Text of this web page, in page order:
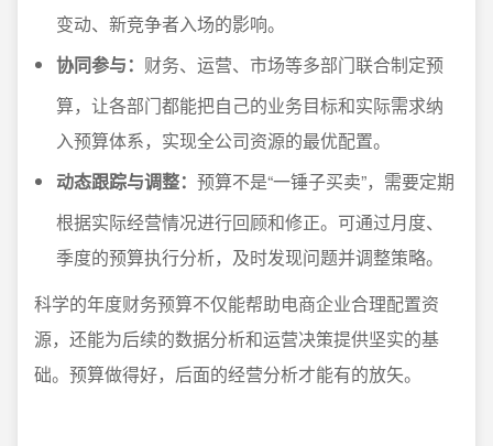
变动、新竞争者入场的影响。
协同参与： 财务、运营、市场等多部门联合制定预
算，让各部门都能把自己的业务目标和实际需求纳
入预算体系，实现全公司资源的最优配置。
动态跟踪与调整： 预算不是“一锤子买卖”，需要定期
根据实际经营情况进行回顾和修正。可通过月度、
季度的预算执行分析，及时发现问题并调整策略。
科学的年度财务预算不仅能帮助电商企业合理配置资
源，还能为后续的数据分析和运营决策提供坚实的基
础。预算做得好，后面的经营分析才能有的放矢。